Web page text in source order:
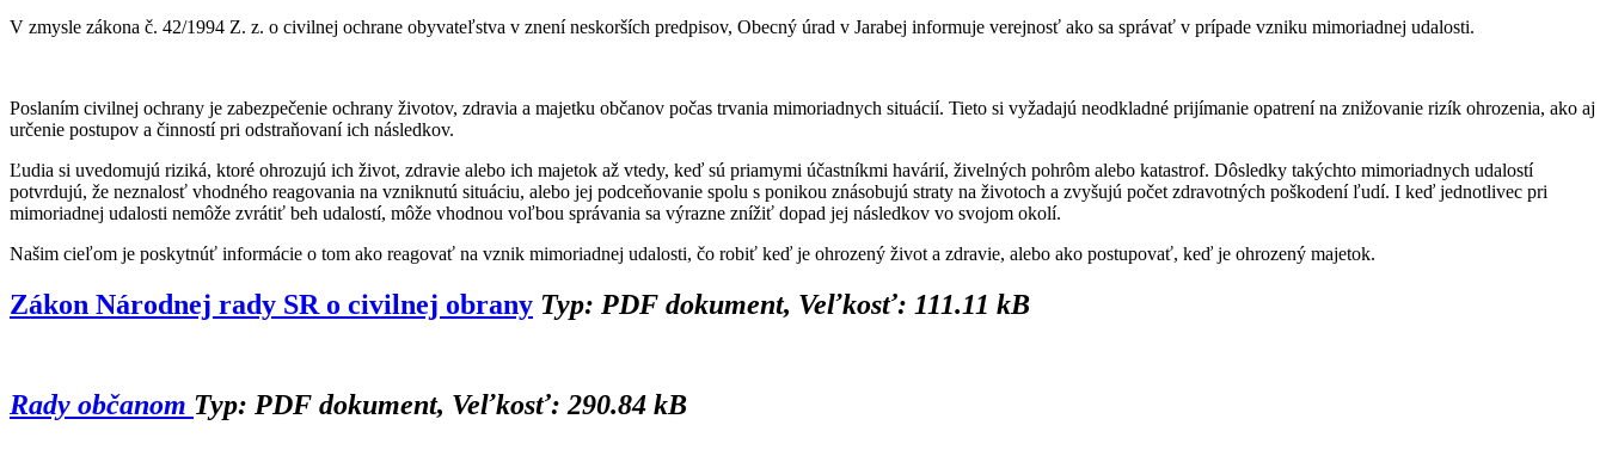
V zmysle zákona č. 42/1994 Z. z. o civilnej ochrane obyvateľstva v znení neskorších predpisov, Obecný úrad v Jarabej informuje verejnosť ako sa správať v prípade vzniku mimoriadnej udalosti.
Poslaním civilnej ochrany je zabezpečenie ochrany životov, zdravia a majetku občanov počas trvania mimoriadnych situácií. Tieto si vyžadajú neodkladné prijímanie opatrení na znižovanie rizík ohrozenia, ako aj
určenie postupov a činností pri odstraňovaní ich následkov.
Ľudia si uvedomujú riziká, ktoré ohrozujú ich život, zdravie alebo ich majetok až vtedy, keď sú priamymi účastníkmi havárií, živelných pohrôm alebo katastrof. Dôsledky takýchto mimoriadnych udalostí
potvrdujú, že neznalosť vhodného reagovania na vzniknutú situáciu, alebo jej podceňovanie spolu s ponikou znásobujú straty na životoch a zvyšujú počet zdravotných poškodení ľudí. I keď jednotlivec pri
mimoriadnej udalosti nemôže zvrátiť beh udalostí, môže vhodnou voľbou správania sa výrazne znížiť dopad jej následkov vo svojom okolí.
Našim cieľom je poskytnúť informácie o tom ako reagovať na vznik mimoriadnej udalosti, čo robiť keď je ohrozený život a zdravie, alebo ako postupovať, keď je ohrozený majetok.
Zákon Národnej rady SR o civilnej obrany Typ: PDF dokument, Veľkosť: 111.11 kB
Rady občanom Typ: PDF dokument, Veľkosť: 290.84 kB